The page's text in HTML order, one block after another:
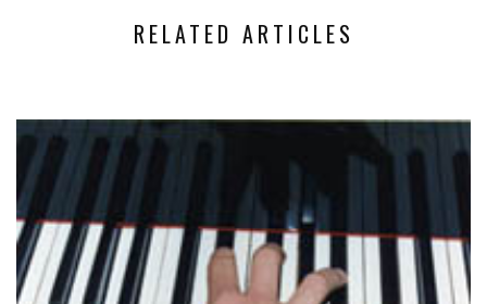
RELATED ARTICLES